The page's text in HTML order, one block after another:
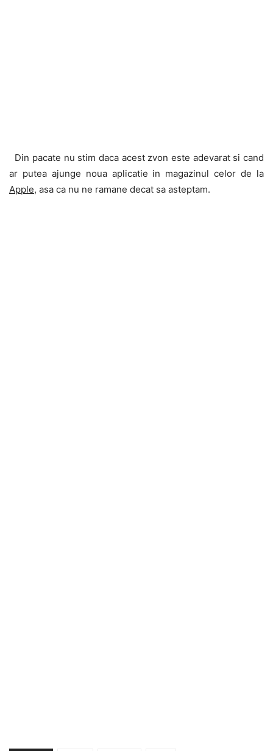
Din pacate nu stim daca acest zvon este adevarat si cand
ar putea ajunge noua aplicatie in magazinul celor de la
Apple, asa ca nu ne ramane decat sa asteptam.